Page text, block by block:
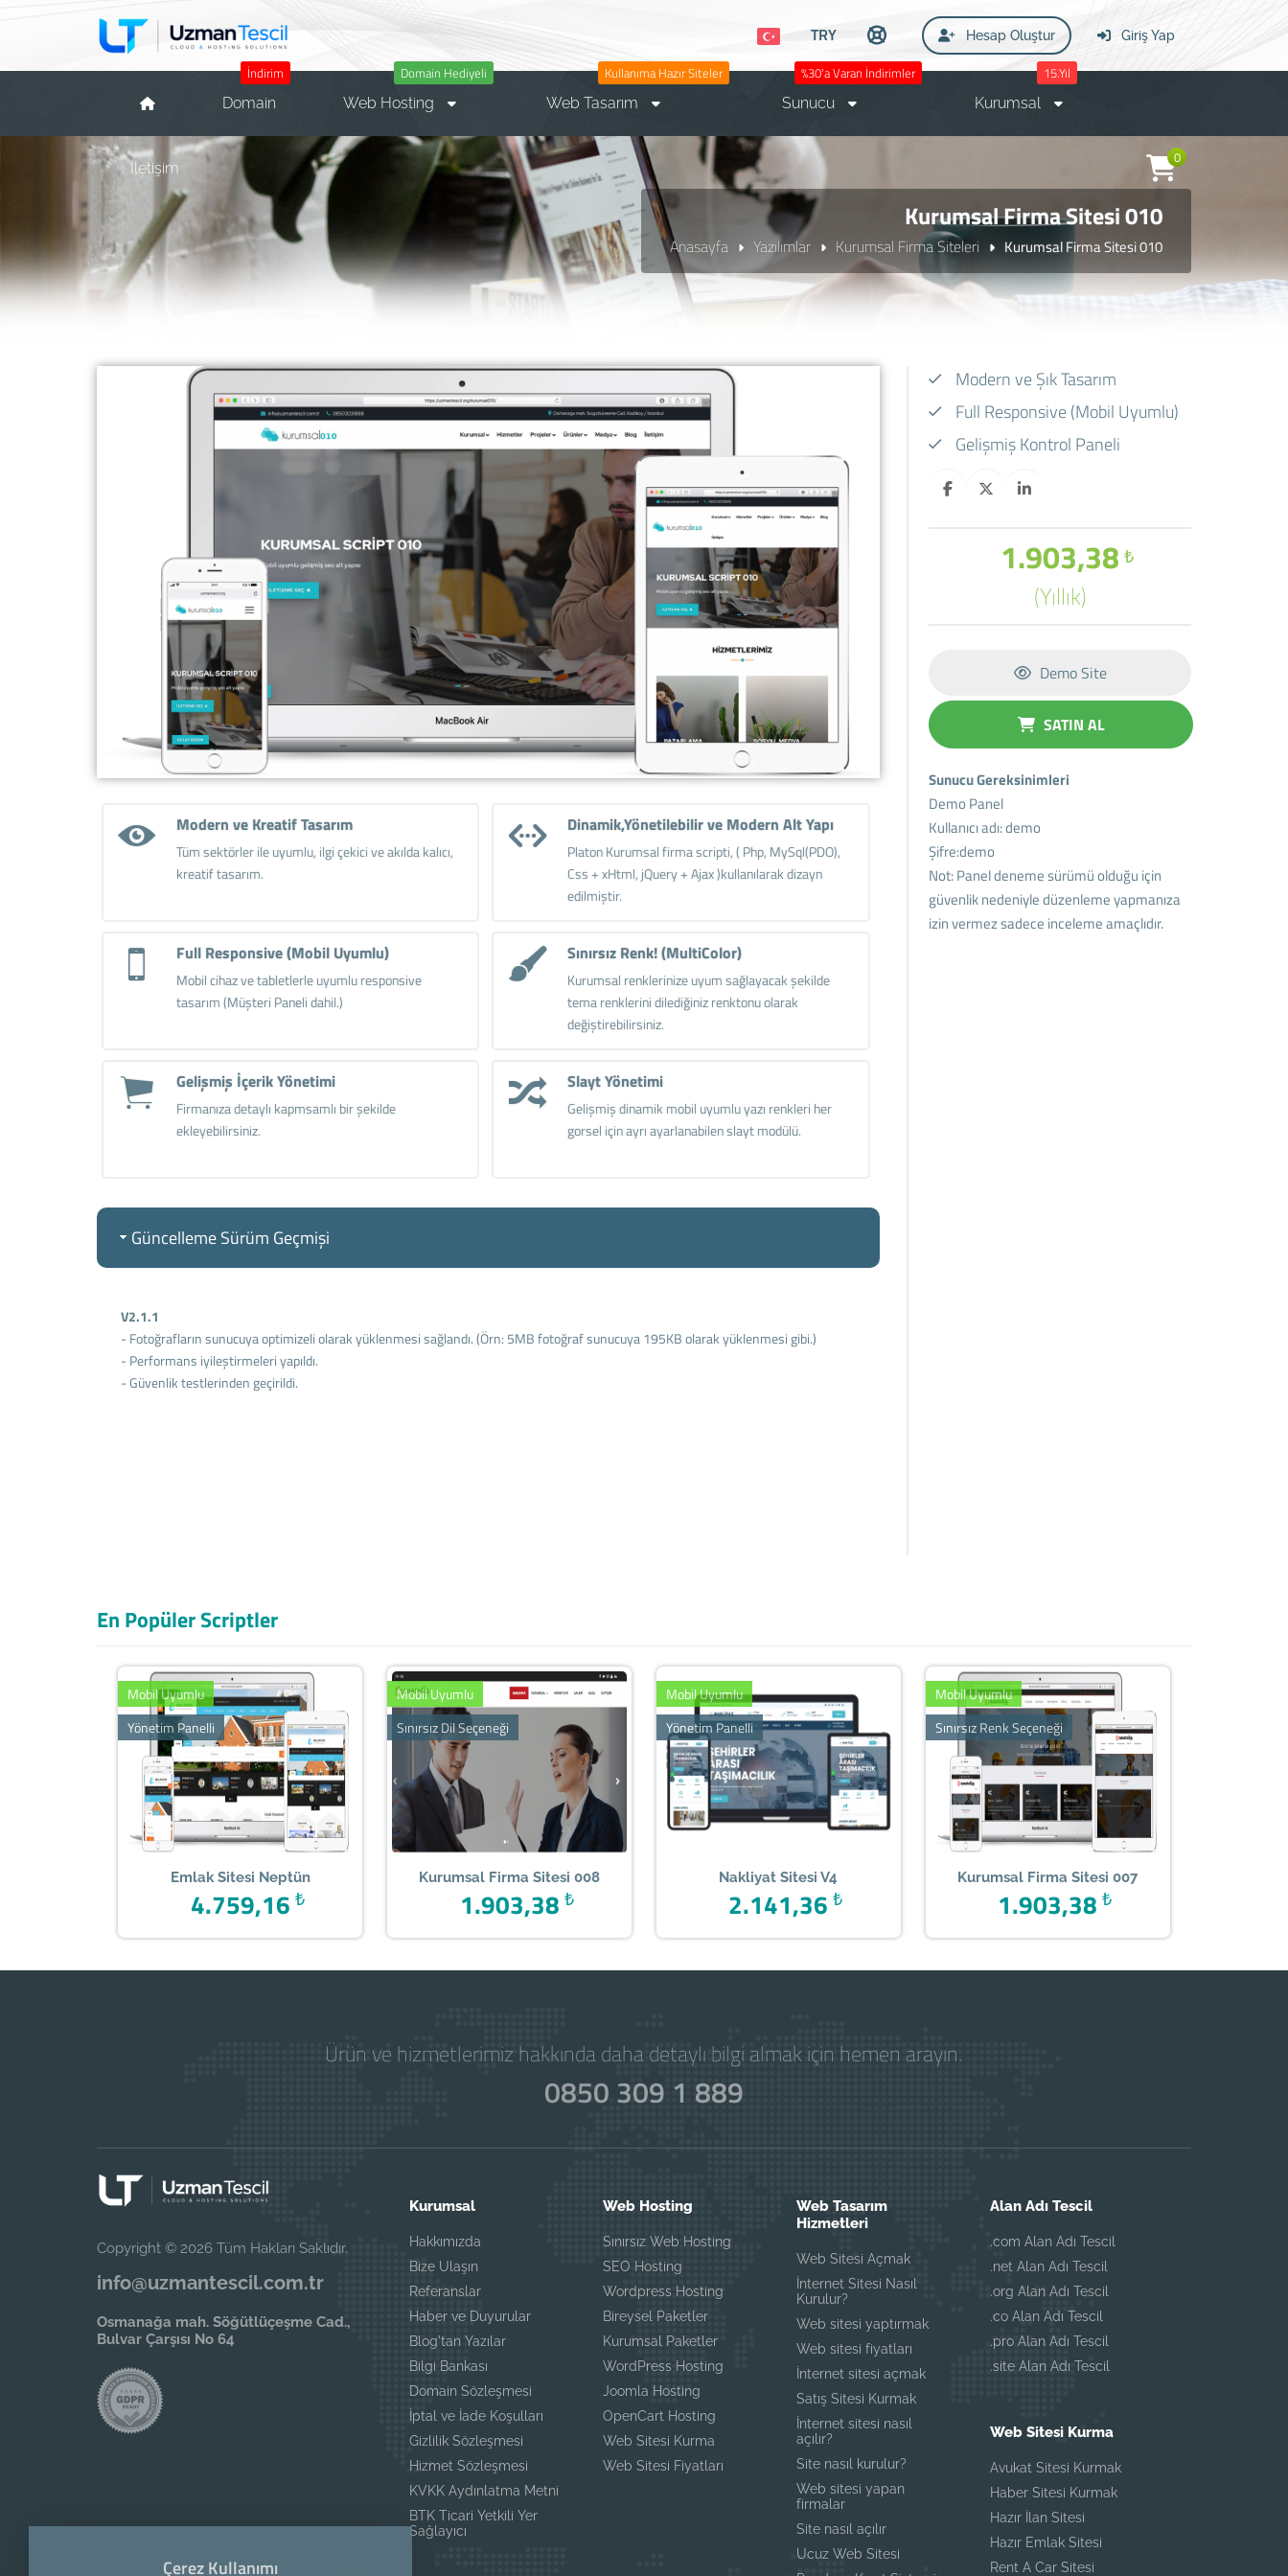
Giriş Yap
Hesap Oluştur
TRY
İndirim
Domain
Domain Hediyeli
Web Hosting
Kullanıma Hazır Siteler
Web Tasarım
%30'a Varan İndirimler
Sunucu
15.Yıl
Kurumsal
İletişim
0
Kurumsal Firma Sitesi 010
Anasayfa Yazılımlar Kurumsal Firma Siteleri Kurumsal Firma Sitesi 010
Modern ve Şık Tasarım
Full Responsive (Mobil Uyumlu)
Gelişmiş Kontrol Paneli
₺
1.903,38
(Yıllık)
Demo Site
SATIN AL
Sunucu Gereksinimleri
Demo Panel
Kullanıcı adı: demo
Şifre:demo
Not: Panel deneme sürümü olduğu için
güvenlik nedeniyle düzenleme yapmanıza
izin vermez sadece inceleme amaçlıdır.
Modern ve Kreatif Tasarım
Tüm sektörler ile uyumlu, ilgi çekici ve akılda kalıcı,
kreatif tasarım.
Dinamik,Yönetilebilir ve Modern Alt Yapı
Platon Kurumsal firma scripti, ( Php, MySql(PDO),
Css + xHtml, jQuery + Ajax )kullanılarak dizayn
edilmiştir.
Full Responsive (Mobil Uyumlu)
Mobil cihaz ve tabletlerle uyumlu responsive
tasarım (Müşteri Paneli dahil.)
Sınırsız Renk! (MultiColor)
Kurumsal renklerinize uyum sağlayacak şekilde
tema renklerini dilediğiniz renktonu olarak
değiştirebilirsiniz.
Gelişmiş İçerik Yönetimi
Firmanıza detaylı kapmsamlı bir şekilde
ekleyebilirsiniz.
Slayt Yönetimi
Gelişmiş dinamik mobil uyumlu yazı renkleri her
gorsel için ayrı ayarlanabilen slayt modülü.
Güncelleme Sürüm Geçmişi
V2.1.1
- Fotoğrafların sunucuya optimizeli olarak yüklenmesi sağlandı. (Örn: 5MB fotoğraf sunucuya 195KB olarak yüklenmesi gibi.)
- Performans iyileştirmeleri yapıldı.
- Güvenlik testlerinden geçirildi.
En Popüler Scriptler
Mobil Uyumlu
Yönetim Panelli
Emlak Sitesi Neptün
₺
4.759,16
Mobil Uyumlu
Sınırsız Dil Seçeneği
Kurumsal Firma Sitesi 008
₺
1.903,38
Mobil Uyumlu
Yönetim Panelli
Nakliyat Sitesi V4
₺
2.141,36
Mobil Uyumlu
Sınırsız Renk Seçeneği
Kurumsal Firma Sitesi 007
₺
1.903,38
Ürün ve hizmetlerimiz hakkında daha detaylı bilgi almak için hemen arayın.
0850 309 1 889
Copyright © 2026 Tüm Hakları Saklıdır.
info@uzmantescil.com.tr
Osmanağa mah. Söğütlüçeşme Cad.,
Bulvar Çarşısı No 64
Kurumsal
Hakkımızda
Bize Ulaşın
Referanslar
Haber ve Duyurular
Blog'tan Yazılar
Bilgi Bankası
Domain Sözleşmesi
İptal ve İade Koşulları
Gizlilik Sözleşmesi
Hizmet Sözleşmesi
KVKK Aydınlatma Metni
BTK Ticari Yetkili Yer
Sağlayıcı
Web Hosting
Sınırsız Web Hosting
SEO Hosting
Wordpress Hosting
Bireysel Paketler
Kurumsal Paketler
WordPress Hosting
Joomla Hosting
OpenCart Hosting
Web Sitesi Kurma
Web Sitesi Fiyatları
Web Tasarım
Hizmetleri
Web Sitesi Açmak
İnternet Sitesi Nasıl
Kurulur?
Web sitesi yaptırmak
Web sitesi fiyatları
İnternet sitesi açmak
Satış Sitesi Kurmak
İnternet sitesi nasıl
açılır?
Site nasıl kurulur?
Web sitesi yapan
firmalar
Site nasıl açılır
Ucuz Web Sitesi
Alan Adı Tescil
.com Alan Adı Tescil
.net Alan Adı Tescil
.org Alan Adı Tescil
.co Alan Adı Tescil
.pro Alan Adı Tescil
.site Alan Adı Tescil
Web Sitesi Kurma
Avukat Sitesi Kurmak
Haber Sitesi Kurmak
Hazır İlan Sitesi
Hazır Emlak Sitesi
Rent A Car Sitesi
Genellikle anında yanıtlar
Çerez Kullanımı